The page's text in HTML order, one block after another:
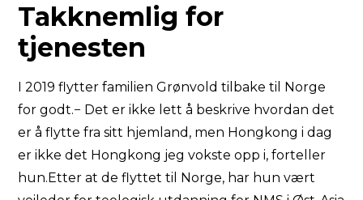
Takknemlig for
tjenesten
I 2019 flytter familien Grønvold tilbake til Norge
for godt.− Det er ikke lett å beskrive hvordan det
er å flytte fra sitt hjemland, men Hongkong i dag
er ikke det Hongkong jeg vokste opp i, forteller
hun.Etter at de flyttet til Norge, har hun vært